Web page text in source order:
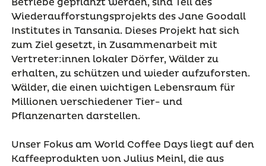
Wiederaufforstungsprojekts des Jane Goodall
Institutes in Tansania. Dieses Projekt hat sich
zum Ziel gesetzt, in Zusammenarbeit mit
Vertreter:innen lokaler Dörfer, Wälder zu
erhalten, zu schützen und wieder aufzuforsten.
Wälder, die einen wichtigen Lebensraum für
Millionen verschiedener Tier- und
Pflanzenarten darstellen.
Unser Fokus am World Coffee Days liegt auf den
Kaffeeprodukten von Julius Meinl, die aus